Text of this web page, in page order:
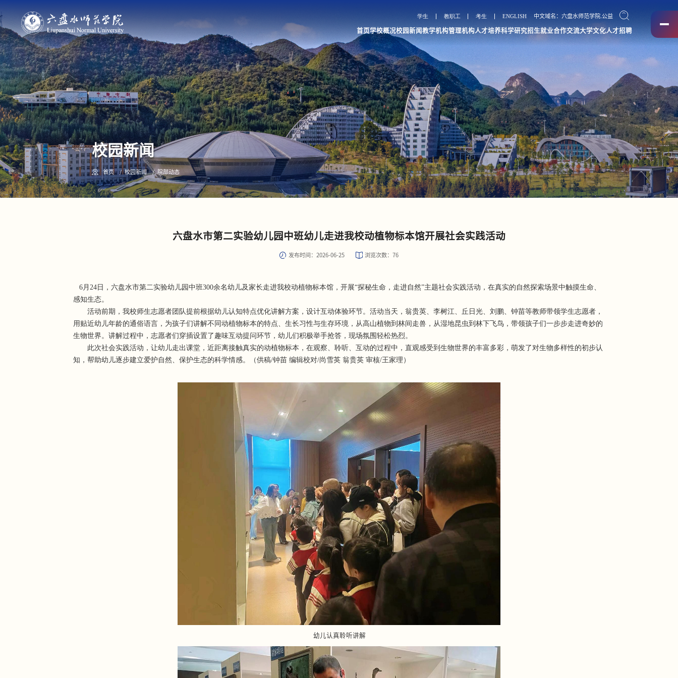
学生 教职工 考生 ENGLISH 中文域名：六盘水师范学院.公益
首页学校概况校园新闻教学机构管理机构 人才培养科学研究招生就业合作交流大学文化 人才招聘
校园新闻
首页 校园新闻 院部动态
六盘水市第二实验幼儿园中班幼儿走进我校动植物标本馆开展社会实践活动
发布时间：2026-06-25 浏览次数：76
6月24日，六盘水市第二实验幼儿园中班300余名幼儿及家长走进我校动植物标本馆，开展“探秘生命，走进自然”主题社会实践活动，在真实的自然探索场景中触摸生命、
感知生态。
活动前期，我校师生志愿者团队提前根据幼儿认知特点优化讲解方案，设计互动体验环节。活动当天，翁贵英、李树江、丘日光、刘鹏、钟苗等教师带领学生志愿者，
用贴近幼儿年龄的通俗语言，为孩子们讲解不同动植物标本的特点、生长习性与生存环境，从高山植物到林间走兽，从湿地昆虫到林下飞鸟，带领孩子们一步步走进奇妙的
生物世界。讲解过程中，志愿者们穿插设置了趣味互动提问环节，幼儿们积极举手抢答，现场氛围轻松热烈。
此次社会实践活动，让幼儿走出课堂，近距离接触真实的动植物标本，在观察、聆听、互动的过程中，直观感受到生物世界的丰富多彩，萌发了对生物多样性的初步认
知，帮助幼儿逐步建立爱护自然、保护生态的科学情感。（供稿/钟苗 编辑校对/尚雪英 翁贵英 审核/王家理）
幼儿认真聆听讲解